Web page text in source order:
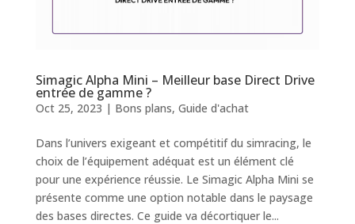
Simagic Alpha Mini – Meilleur base Direct Drive
entrée de gamme ?
Oct 25, 2023 | Bons plans, Guide d'achat
Dans l’univers exigeant et compétitif du simracing, le
choix de l’équipement adéquat est un élément clé
pour une expérience réussie. Le Simagic Alpha Mini se
présente comme une option notable dans le paysage
des bases directes. Ce guide va décortiquer le...